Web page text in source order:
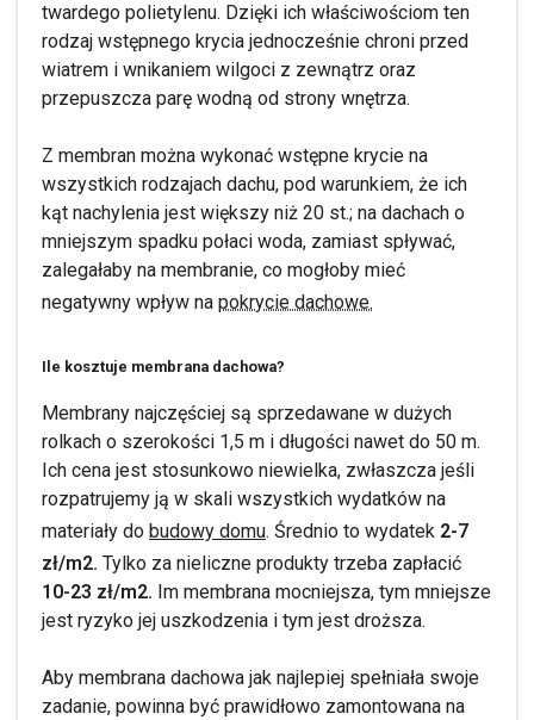
twardego polietylenu. Dzięki ich właściwościom ten
rodzaj wstępnego krycia jednocześnie chroni przed
wiatrem i wnikaniem wilgoci z zewnątrz oraz
przepuszcza parę wodną od strony wnętrza.
Z membran można wykonać wstępne krycie na
wszystkich rodzajach dachu, pod warunkiem, że ich
kąt nachylenia jest większy niż 20 st.; na dachach o
mniejszym spadku połaci woda, zamiast spływać,
zalegałaby na membranie, co mogłoby mieć
negatywny wpływ na pokrycie dachowe.
Ile kosztuje membrana dachowa?
Membrany najczęściej są sprzedawane w dużych
rolkach o szerokości 1,5 m i długości nawet do 50 m.
Ich cena jest stosunkowo niewielka, zwłaszcza jeśli
rozpatrujemy ją w skali wszystkich wydatków na
materiały do budowy domu. Średnio to wydatek 2-7
zł/m2. Tylko za nieliczne produkty trzeba zapłacić
10-23 zł/m2. Im membrana mocniejsza, tym mniejsze
jest ryzyko jej uszkodzenia i tym jest droższa.
Aby membrana dachowa jak najlepiej spełniała swoje
zadanie, powinna być prawidłowo zamontowana na